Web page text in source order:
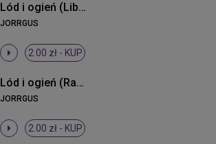
Lód i ogień (Liberthez Club Mix)
JORRGUS
2.00 zł - KUP
Lód i ogień (Radio Edit)
JORRGUS
2.00 zł - KUP